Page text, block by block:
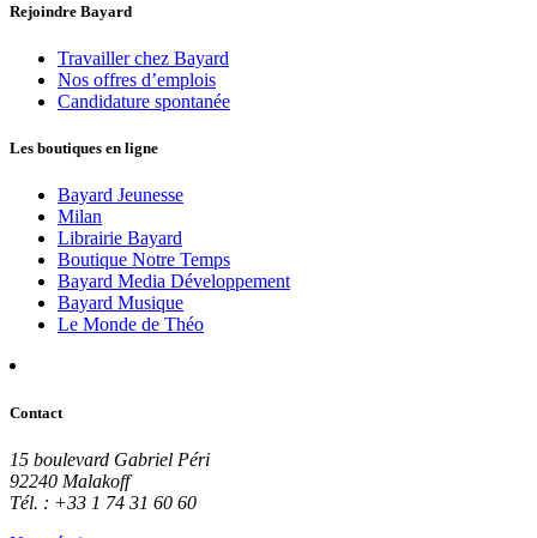
Rejoindre Bayard
Travailler chez Bayard
Nos offres d’emplois
Candidature spontanée
Les boutiques en ligne
Bayard Jeunesse
Milan
Librairie Bayard
Boutique Notre Temps
Bayard Media Développement
Bayard Musique
Le Monde de Théo
Contact
15 boulevard Gabriel Péri
92240 Malakoff
Tél. : +33 1 74 31 60 60